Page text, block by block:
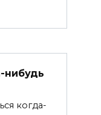
нибудь
когда-